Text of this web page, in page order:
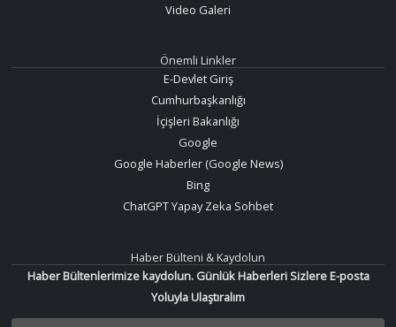
Video Galeri
Önemli Linkler
E-Devlet Giriş
Cumhurbaşkanlığı
İçişleri Bakanlığı
Google
Google Haberler (Google News)
Bing
ChatGPT Yapay Zeka Sohbet
Haber Bülteni & Kaydolun
Haber Bültenlerimize kaydolun. Günlük Haberleri Sizlere E-posta
Yoluyla Ulaştıralım